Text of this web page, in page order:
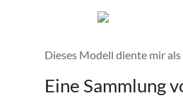
Dieses Modell diente mir
Eine Sammlung